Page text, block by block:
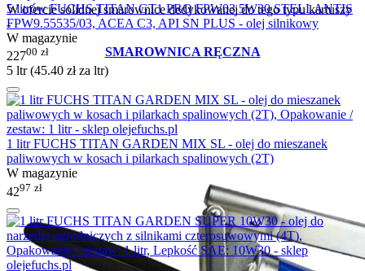
W ofercie solidnej smarownice dedykowanej do tego typu kartuszy
-
SMAROWNICA RĘCZNA
5 litrów FUCHS TITAN GT1 PRO FPW03 5W30 STELLANTIS
FPW9.55535/03, ACEA C3, API SN PLUS - olej silnikowy
W magazynie
22700 zł
5 ltr (45.40 złza ltr)
1 litr FUCHS TITAN GARDEN MIX SL - olej do mieszanek
paliwowych w kosach i pilarkach spalinowych (2T)
W magazynie
4297 zł